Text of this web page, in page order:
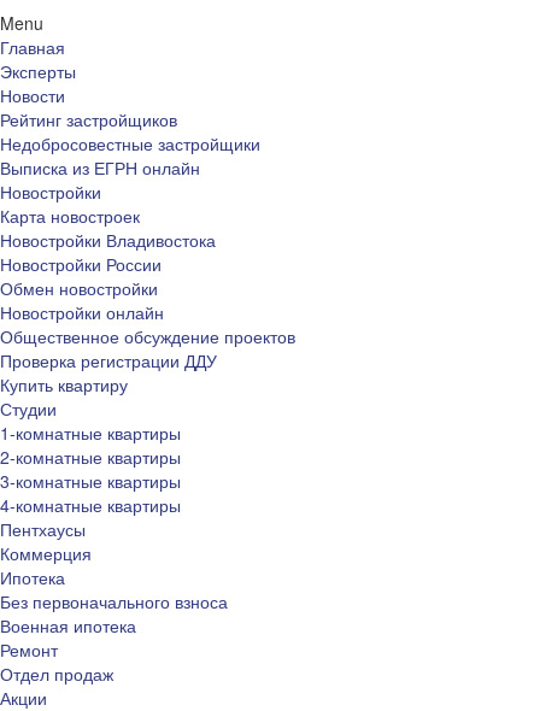
Menu
Главная
Эксперты
Новости
Рейтинг застройщиков
Недобросовестные застройщики
Выписка из ЕГРН онлайн
Новостройки
Карта новостроек
Новостройки Владивостока
Новостройки России
Обмен новостройки
Новостройки онлайн
Общественное обсуждение проектов
Проверка регистрации ДДУ
Купить квартиру
Студии
1-комнатные квартиры
2-комнатные квартиры
3-комнатные квартиры
4-комнатные квартиры
Пентхаусы
Коммерция
Ипотека
Без первоначального взноса
Военная ипотека
Ремонт
Отдел продаж
Акции